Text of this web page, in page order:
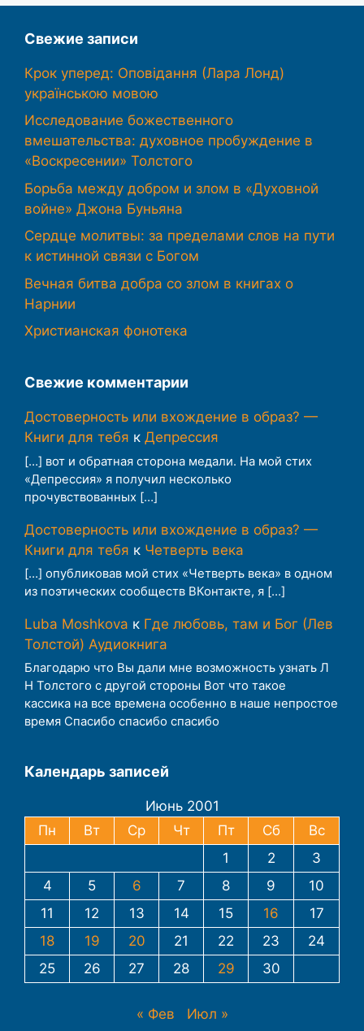
Свежие записи
Крок уперед: Оповідання (Лара Лонд)
українською мовою
Исследование божественного
вмешательства: духовное пробуждение в
«Воскресении» Толстого
Борьба между добром и злом в «Духовной
войне» Джона Буньяна
Сердце молитвы: за пределами слов на пути
к истинной связи с Богом
Вечная битва добра со злом в книгах о
Нарнии
Христианская фонотека
Свежие комментарии
Достоверность или вхождение в образ? —
Книги для тебя к Депрессия
[…] вот и обратная сторона медали. На мой стих
«Депрессия» я получил несколько
прочувствованных […]
Достоверность или вхождение в образ? —
Книги для тебя к Четверть века
[…] опубликовав мой стих «Четверть века» в одном
из поэтических сообществ ВКонтакте, я […]
Luba Moshkova к Где любовь, там и Бог (Лев
Толстой) Аудиокнига
Благодарю что Вы дали мне возможность узнать Л
Н Толстого с другой стороны Вот что такое
кассика на все времена особенно в наше непростое
время Спасибо спасибо спасибо
Календарь записей
Июнь 2001
Пн
Вт Ср Чт Пт Сб
Вс
1
2
3
4
5 6 7 8 9
10
11
12 13 14 15 16
17
18
19 20 21 22 23
24
25
26 27 28 29 30
« Фев Июл »